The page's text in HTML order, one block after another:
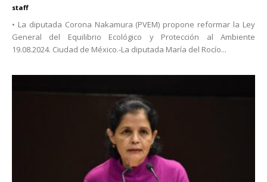
staff
• La diputada Corona Nakamura (PVEM) propone reformar la Ley
General del Equilibrio Ecológico y Protección al Ambiente
19.08.2024. Ciudad de México.-La diputada María del Rocío...